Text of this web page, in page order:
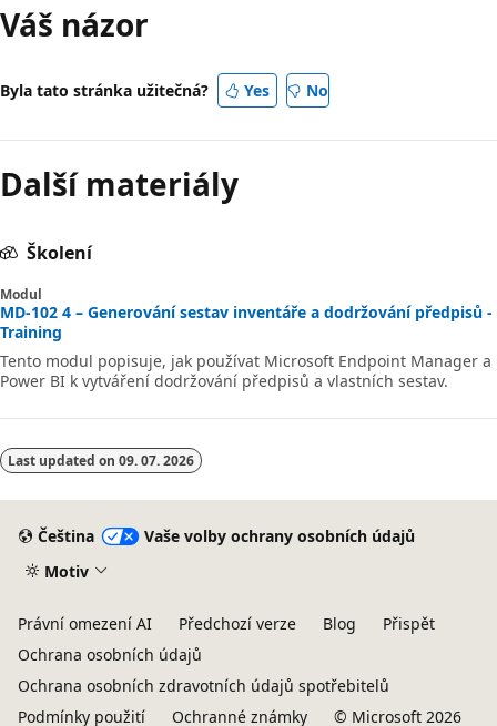
Váš názor
Byla tato stránka užitečná? Yes No
Další materiály
Školení
Modul
MD-102 4 – Generování sestav inventáře a dodržování předpisů -
Training
Tento modul popisuje, jak používat Microsoft Endpoint Manager a
Power BI k vytváření dodržování předpisů a vlastních sestav.
Last updated on 09. 07. 2026
Čeština
Vaše volby ochrany osobních údajů
Motiv
Právní omezení AI Předchozí verze Blog
Přispět
Ochrana osobních údajů
Ochrana osobních zdravotních údajů spotřebitelů
Podmínky použití
Ochranné známky © Microsoft 2026